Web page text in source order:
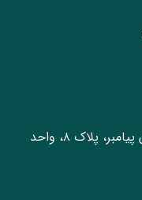
آدرس: تهران، اشرفی اصفهانی، خیابان پیامبر، پلاک ۸، واحد